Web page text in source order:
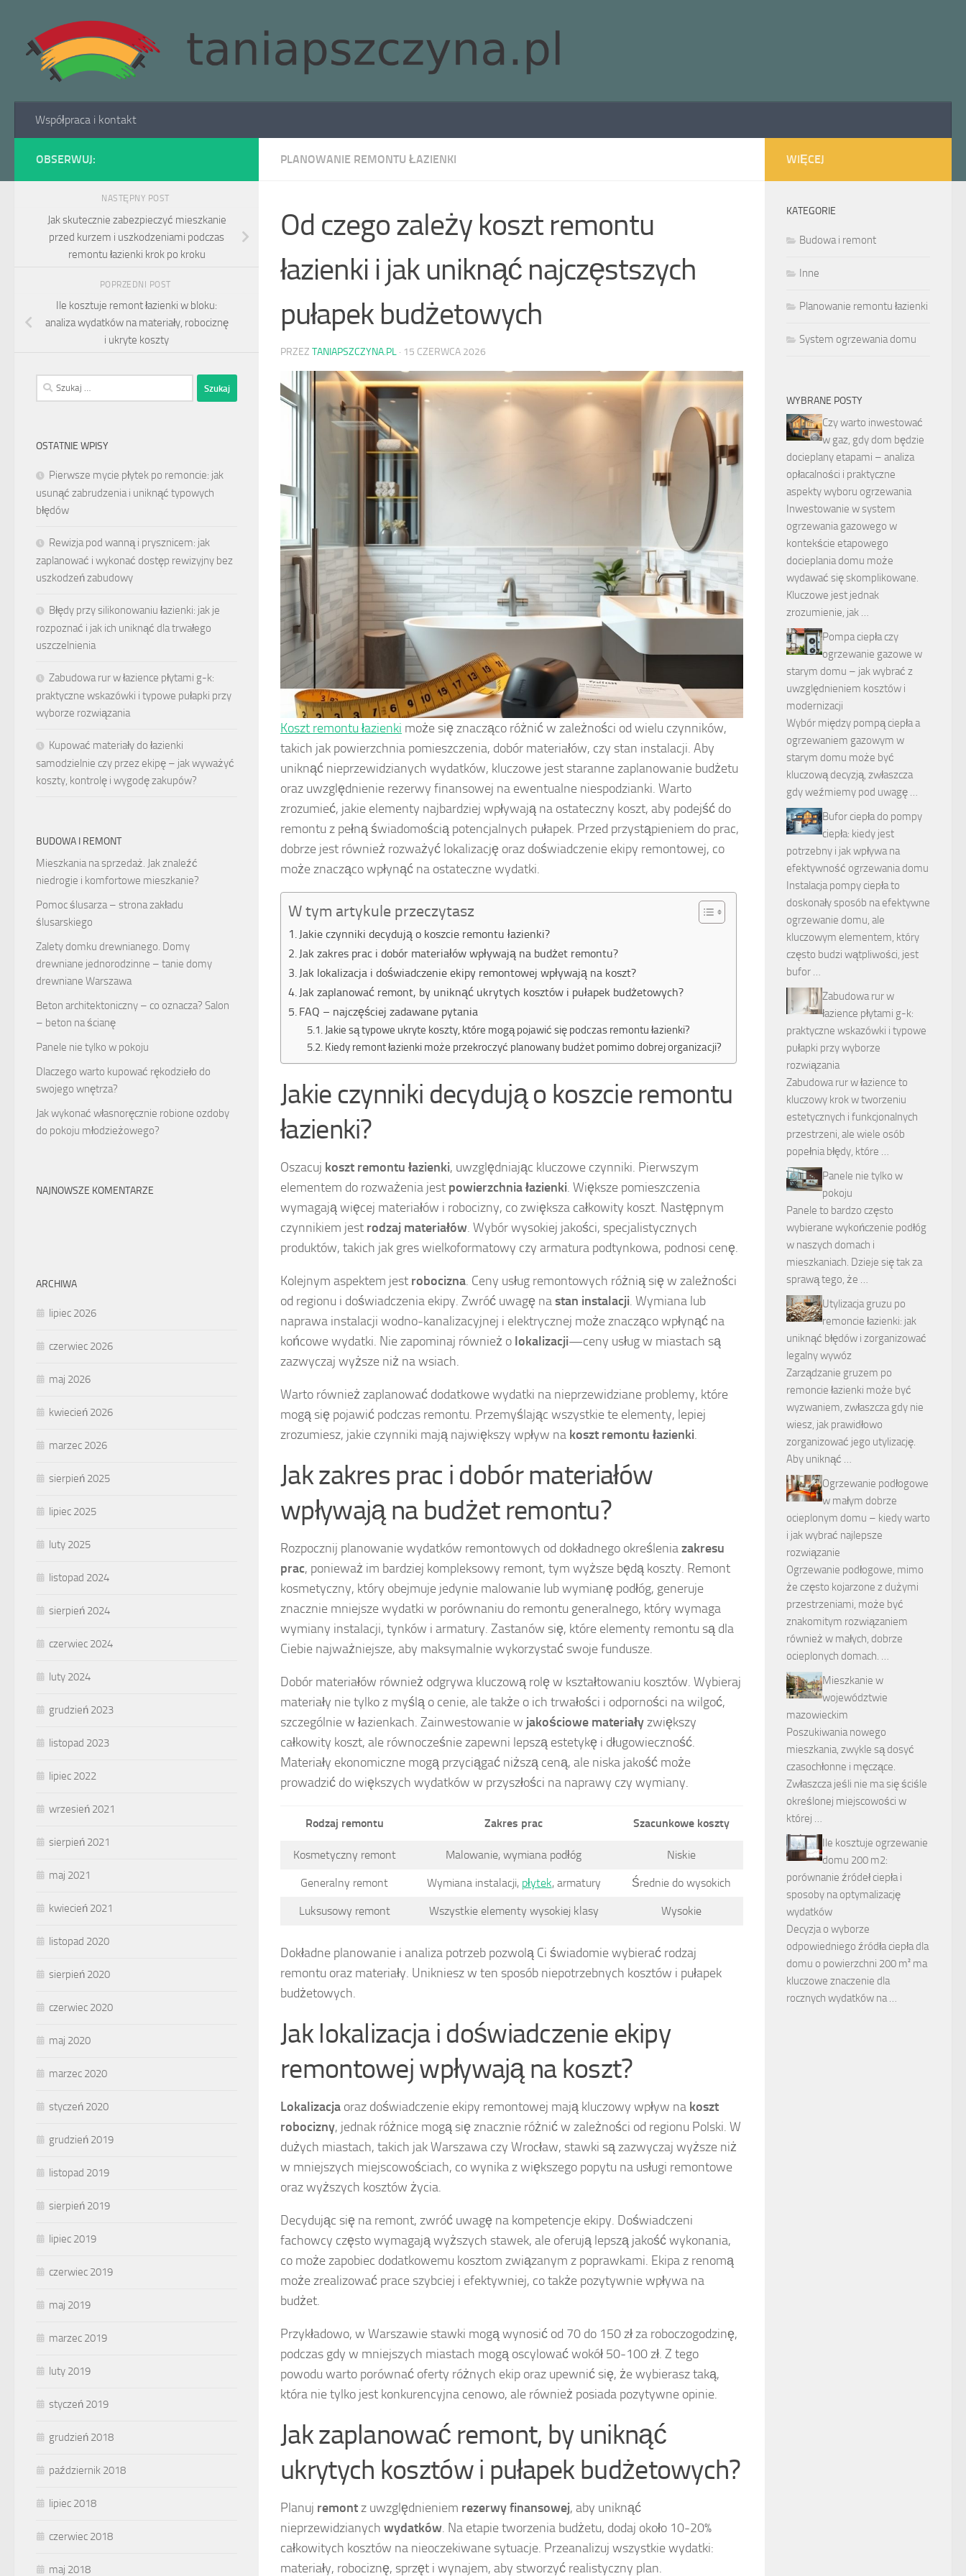
Skip to content
Współpraca i kontakt
PLANOWANIE REMONTU ŁAZIENKI
Od czego zależy koszt remontu
łazienki i jak uniknąć najczęstszych
pułapek budżetowych
PRZEZ TANIAPSZCZYNA.PL · 15 CZERWCA 2026
Koszt remontu łazienki może się znacząco różnić w zależności od wielu czynników,
takich jak powierzchnia pomieszczenia, dobór materiałów, czy stan instalacji. Aby
uniknąć nieprzewidzianych wydatków, kluczowe jest staranne zaplanowanie budżetu
oraz uwzględnienie rezerwy finansowej na ewentualne niespodzianki. Warto
zrozumieć, jakie elementy najbardziej wpływają na ostateczny koszt, aby podejść do
remontu z pełną świadomością potencjalnych pułapek. Przed przystąpieniem do prac,
dobrze jest również rozważyć lokalizację oraz doświadczenie ekipy remontowej, co
może znacząco wpłynąć na ostateczne wydatki.
W tym artykule przeczytasz
Jakie czynniki decydują o koszcie remontu łazienki?
Jak zakres prac i dobór materiałów wpływają na budżet remontu?
Jak lokalizacja i doświadczenie ekipy remontowej wpływają na koszt?
Jak zaplanować remont, by uniknąć ukrytych kosztów i pułapek budżetowych?
FAQ – najczęściej zadawane pytania
Jakie są typowe ukryte koszty, które mogą pojawić się podczas remontu łazienki?
Kiedy remont łazienki może przekroczyć planowany budżet pomimo dobrej organizacji?
Jakie czynniki decydują o koszcie remontu
łazienki?
Oszacuj koszt remontu łazienki, uwzględniając kluczowe czynniki. Pierwszym
elementem do rozważenia jest powierzchnia łazienki. Większe pomieszczenia
wymagają więcej materiałów i robocizny, co zwiększa całkowity koszt. Następnym
czynnikiem jest rodzaj materiałów. Wybór wysokiej jakości, specjalistycznych
produktów, takich jak gres wielkoformatowy czy armatura podtynkowa, podnosi cenę.
Kolejnym aspektem jest robocizna. Ceny usług remontowych różnią się w zależności
od regionu i doświadczenia ekipy. Zwróć uwagę nastan instalacji. Wymiana lub
naprawa instalacji wodno-kanalizacyjnej i elektrycznej może znacząco wpłynąć na
końcowe wydatki. Nie zapominaj również o lokalizacji—ceny usług w miastach są
zazwyczaj wyższe niż na wsiach.
Warto również zaplanować dodatkowe wydatki na nieprzewidziane problemy, które
mogą się pojawić podczas remontu. Przemyślając wszystkie te elementy, lepiej
zrozumiesz, jakie czynniki mają największy wpływ na koszt remontu łazienki.
Jak zakres prac i dobór materiałów
wpływają na budżet remontu?
Rozpocznij planowanie wydatków remontowych od dokładnego określeniazakresu
prac, ponieważ im bardziej kompleksowy remont, tym wyższe będą koszty. Remont
kosmetyczny, który obejmuje jedynie malowanie lub wymianę podłóg, generuje
znacznie mniejsze wydatki w porównaniu do remontu generalnego, który wymaga
wymiany instalacji, tynków i armatury. Zastanów się, które elementy remontu są dla
Ciebie najważniejsze, aby maksymalnie wykorzystać swoje fundusze.
Dobór materiałów również odgrywa kluczową rolę w kształtowaniu kosztów. Wybieraj
materiały nie tylko z myślą o cenie, ale także o ich trwałości i odporności na wilgoć,
szczególnie w łazienkach. Zainwestowanie w jakościowe materiałyzwiększy
całkowity koszt, ale równocześnie zapewni lepszą estetykę i długowieczność.
Materiały ekonomiczne mogą przyciągać niższą ceną, ale niska jakość może
prowadzić do większych wydatków w przyszłości na naprawy czy wymiany.
Rodzaj remontu Zakres prac Szacunkowe koszty
Kosmetyczny remont Malowanie, wymiana podłóg Niskie
Generalny remont Wymiana instalacji, płytek, armatury Średnie do wysokich
Luksusowy remont Wszystkie elementy wysokiej klasy Wysokie
Dokładne planowanie i analiza potrzeb pozwolą Ci świadomie wybierać rodzaj
remontu oraz materiały. Unikniesz w ten sposób niepotrzebnych kosztów i pułapek
budżetowych.
Jak lokalizacja i doświadczenie ekipy
remontowej wpływają na koszt?
Lokalizacja oraz doświadczenie ekipy remontowej mają kluczowy wpływ na koszt
robocizny, jednak różnice mogą się znacznie różnić w zależności od regionu Polski. W
dużych miastach, takich jak Warszawa czy Wrocław, stawki są zazwyczaj wyższe niż
w mniejszych miejscowościach, co wynika z większego popytu na usługi remontowe
oraz wyższych kosztów życia.
Decydując się na remont, zwróć uwagę na kompetencje ekipy. Doświadczeni
fachowcy często wymagają wyższych stawek, ale oferują lepszą jakość wykonania,
co może zapobiec dodatkowemu kosztom związanym z poprawkami. Ekipa z renomą
może zrealizować prace szybciej i efektywniej, co także pozytywnie wpływa na
budżet.
Przykładowo, w Warszawie stawki mogą wynosić od 70 do 150 zł za roboczogodzinę,
podczas gdy w mniejszych miastach mogą oscylować wokół 50-100 zł. Z tego
powodu warto porównać oferty różnych ekip oraz upewnić się, że wybierasz taką,
która nie tylko jest konkurencyjna cenowo, ale również posiada pozytywne opinie.
Jak zaplanować remont, by uniknąć
ukrytych kosztów i pułapek budżetowych?
Planuj remontz uwzględnieniem rezerwy finansowej, aby uniknąć
nieprzewidzianych wydatków. Na etapie tworzenia budżetu, dodaj około 10-20%
całkowitych kosztów na nieoczekiwane sytuacje. Przeanalizuj wszystkie wydatki:
materiały, robociznę, sprzęt i wynajem, aby stworzyć realistyczny plan.
OBSERWUJ:
NASTĘPNY POST
Jak skutecznie zabezpieczyć mieszkanie
przed kurzem i uszkodzeniami podczas
remontu łazienki krok po kroku
POPRZEDNI POST
Ile kosztuje remont łazienki w bloku:
analiza wydatków na materiały, robociznę
i ukryte koszty
Szukaj:
OSTATNIE WPISY
Pierwsze mycie płytek po remoncie: jak
usunąć zabrudzenia i uniknąć typowych
błędów
Rewizja pod wanną i prysznicem: jak
zaplanować i wykonać dostęp rewizyjny bez
uszkodzeń zabudowy
Błędy przy silikonowaniu łazienki: jak je
rozpoznać i jak ich uniknąć dla trwałego
uszczelnienia
Zabudowa rur w łazience płytami g-k:
praktyczne wskazówki i typowe pułapki przy
wyborze rozwiązania
Kupować materiały do łazienki
samodzielnie czy przez ekipę – jak wyważyć
koszty, kontrolę i wygodę zakupów?
BUDOWA I REMONT
Mieszkania na sprzedaż. Jak znaleźć
niedrogie i komfortowe mieszkanie?
Pomoc ślusarza – strona zakładu
ślusarskiego
Zalety domku drewnianego. Domy
drewniane jednorodzinne – tanie domy
drewniane Warszawa
Beton architektoniczny – co oznacza? Salon
– beton na ścianę
Panele nie tylko w pokoju
Dlaczego warto kupować rękodzieło do
swojego wnętrza?
Jak wykonać własnoręcznie robione ozdoby
do pokoju młodzieżowego?
NAJNOWSZE KOMENTARZE
ARCHIWA
lipiec 2026
czerwiec 2026
maj 2026
kwiecień 2026
marzec 2026
sierpień 2025
lipiec 2025
luty 2025
listopad 2024
sierpień 2024
czerwiec 2024
luty 2024
grudzień 2023
listopad 2023
lipiec 2022
wrzesień 2021
sierpień 2021
maj 2021
kwiecień 2021
listopad 2020
sierpień 2020
czerwiec 2020
maj 2020
marzec 2020
styczeń 2020
grudzień 2019
listopad 2019
sierpień 2019
lipiec 2019
czerwiec 2019
maj 2019
marzec 2019
luty 2019
styczeń 2019
grudzień 2018
październik 2018
lipiec 2018
czerwiec 2018
maj 2018
WIĘCEJ
KATEGORIE
Budowa i remont
Inne
Planowanie remontu łazienki
System ogrzewania domu
WYBRANE POSTY
Czy warto inwestować
w gaz, gdy dom będzie
docieplany etapami – analiza
opłacalności i praktyczne
aspekty wyboru ogrzewania
Inwestowanie w system
ogrzewania gazowego w
kontekście etapowego
docieplania domu może
wydawać się skomplikowane.
Kluczowe jest jednak
zrozumienie, jak …
Pompa ciepła czy
ogrzewanie gazowe w
starym domu – jak wybrać z
uwzględnieniem kosztów i
modernizacji
Wybór między pompą ciepła a
ogrzewaniem gazowym w
starym domu może być
kluczową decyzją, zwłaszcza
gdy weźmiemy pod uwagę …
Bufor ciepła do pompy
ciepła: kiedy jest
potrzebny i jak wpływa na
efektywność ogrzewania domu
Instalacja pompy ciepła to
doskonały sposób na efektywne
ogrzewanie domu, ale
kluczowym elementem, który
często budzi wątpliwości, jest
bufor …
Zabudowa rur w
łazience płytami g-k:
praktyczne wskazówki i typowe
pułapki przy wyborze
rozwiązania
Zabudowa rur w łazience to
kluczowy krok w tworzeniu
estetycznych i funkcjonalnych
przestrzeni, ale wiele osób
popełnia błędy, które …
Panele nie tylko w
pokoju
Panele to bardzo często
wybierane wykończenie podłóg
w naszych domach i
mieszkaniach. Dzieje się tak za
sprawą tego, że …
Utylizacja gruzu po
remoncie łazienki: jak
uniknąć błędów i zorganizować
legalny wywóz
Zarządzanie gruzem po
remoncie łazienki może być
wyzwaniem, zwłaszcza gdy nie
wiesz, jak prawidłowo
zorganizować jego utylizację.
Aby uniknąć …
Ogrzewanie podłogowe
w małym dobrze
ocieplonym domu – kiedy warto
i jak wybrać najlepsze
rozwiązanie
Ogrzewanie podłogowe, mimo
że często kojarzone z dużymi
przestrzeniami, może być
znakomitym rozwiązaniem
również w małych, dobrze
ocieplonych domach. …
Mieszkanie w
województwie
mazowieckim
Poszukiwania nowego
mieszkania, zwykle są dosyć
czasochłonne i męczące.
Zwłaszcza jeśli nie ma się ściśle
określonej miejscowości w
której …
Ile kosztuje ogrzewanie
domu 200 m2:
porównanie źródeł ciepła i
sposoby na optymalizację
wydatków
Decyzja o wyborze
odpowiedniego źródła ciepła dla
domu o powierzchni 200 m² ma
kluczowe znaczenie dla
rocznych wydatków na …